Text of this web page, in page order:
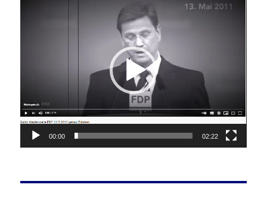
00:00 02:22